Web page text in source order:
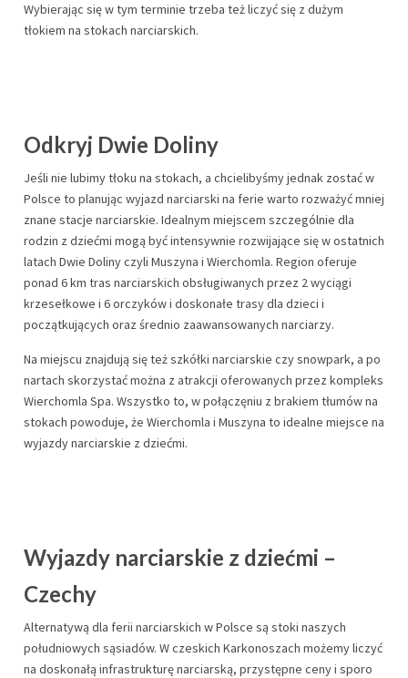
Wybierając się w tym terminie trzeba też liczyć się z dużym
tłokiem na stokach narciarskich.
Odkryj Dwie Doliny
Jeśli nie lubimy tłoku na stokach, a chcielibyśmy jednak zostać w
Polsce to planując wyjazd narciarski na ferie warto rozważyć mniej
znane stacje narciarskie. Idealnym miejscem szczególnie dla
rodzin z dziećmi mogą być intensywnie rozwijające się w ostatnich
latach Dwie Doliny czyli Muszyna i Wierchomla. Region oferuje
ponad 6 km tras narciarskich obsługiwanych przez 2 wyciągi
krzesełkowe i 6 orczyków i doskonałe trasy dla dzieci i
początkujących oraz średnio zaawansowanych narciarzy.
Na miejscu znajdują się też szkółki narciarskie czy snowpark, a po
nartach skorzystać można z atrakcji oferowanych przez kompleks
Wierchomla Spa. Wszystko to, w połączęniu z brakiem tłumów na
stokach powoduje, że Wierchomla i Muszyna to idealne miejsce na
wyjazdy narciarskie z dziećmi.
Wyjazdy narciarskie z dziećmi –
Czechy
Alternatywą dla ferii narciarskich w Polsce są stoki naszych
południowych sąsiadów. W czeskich Karkonoszach możemy liczyć
na doskonałą infrastrukturę narciarską, przystępne ceny i sporo